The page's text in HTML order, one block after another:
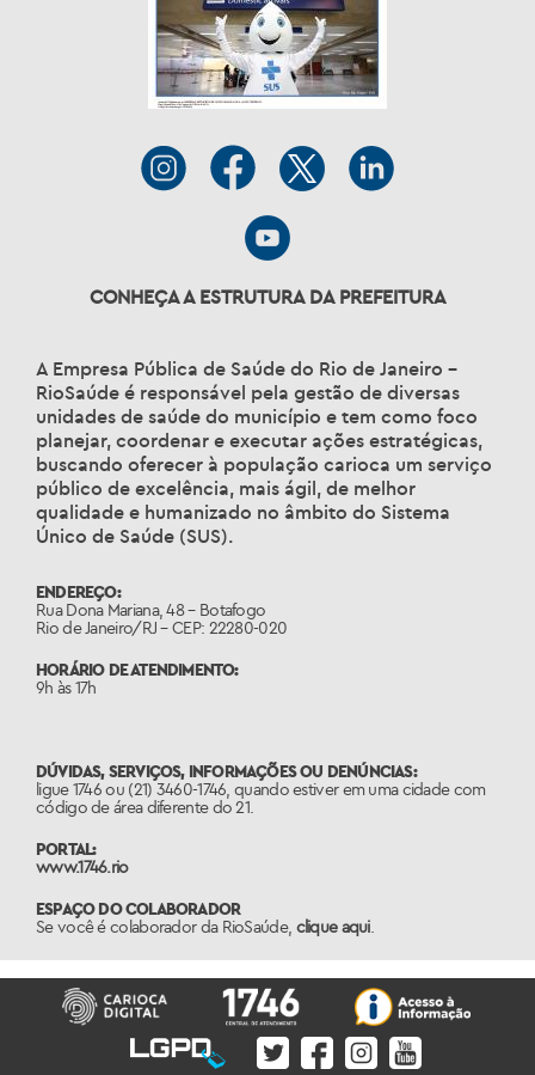
CONHEÇA A ESTRUTURA DA PREFEITURA
A Empresa Pública de Saúde do Rio de Janeiro –
RioSaúde é responsável pela gestão de diversas
unidades de saúde do município e tem como foco
planejar, coordenar e executar ações estratégicas,
buscando oferecer à população carioca um serviço
público de excelência, mais ágil, de melhor
qualidade e humanizado no âmbito do Sistema
Único de Saúde (SUS).
ENDEREÇO:
Rua Dona Mariana, 48 – Botafogo
Rio de Janeiro/RJ – CEP: 22280-020
HORÁRIO DE ATENDIMENTO:
9h às 17h
DÚVIDAS, SERVIÇOS, INFORMAÇÕES OU DENÚNCIAS:
ligue 1746 ou (21) 3460-1746, quando estiver em uma cidade com
código de área diferente do 21.
PORTAL:
www.1746.rio
ESPAÇO DO COLABORADOR
Se você é colaborador da RioSaúde, clique aqui.